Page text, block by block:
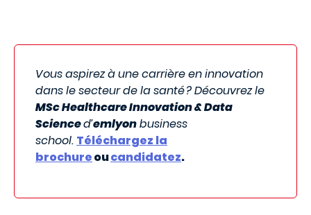
Vous aspirez à une carrière en innovation
dans le secteur de la santé ? Découvrez le
MSc Healthcare Innovation & Data
Scienced’emlyonbusiness
school. Téléchargez la
brochureoucandidatez.